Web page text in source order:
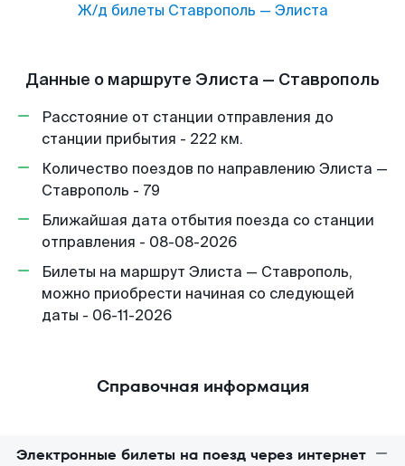
Ж/д билеты Ставрополь — Элиста
Данные о маршруте Элиста — Ставрополь
Расстояние от станции отправления до
станции прибытия - 222 км.
Количество поездов по направлению Элиста —
Ставрополь - 79
Ближайшая дата отбытия поезда со станции
отправления - 08-08-2026
Билеты на маршрут Элиста — Ставрополь,
можно приобрести начиная со следующей
даты - 06-11-2026
Справочная информация
Электронные билеты на поезд через интернет